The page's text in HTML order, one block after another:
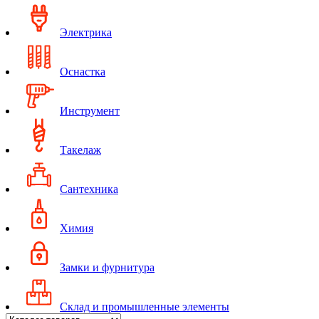
Электрика
Оснастка
Инструмент
Такелаж
Сантехника
Химия
Замки и фурнитура
Склад и промышленные элементы